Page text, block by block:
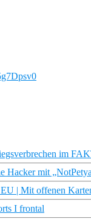
im
Hacker mit
| Mit offenen
I frontal